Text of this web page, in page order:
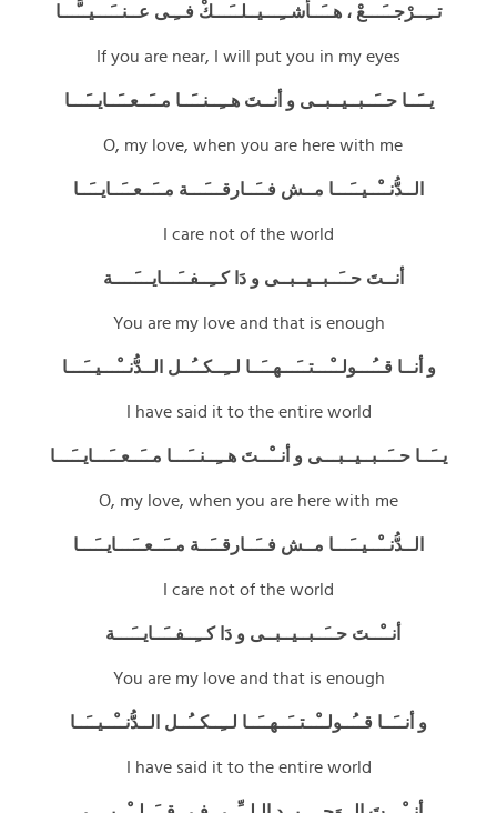
تــِــرْجــَـــعْ ، هــَــأشــِـــيــلــَـــكْ فــِـى عــنــَـــيــَّـــا
If you are near, I will put you in my eyes
يــَــا حــَــبــيــبــى و أنــتَ هــِــنــَــا مــَــعــَــايــَـــا
O, my love, when you are here with me
الــدُّنــْــيــَـــا مــش فــَــارقـــَـــة مــَــعــَــايــَــا
I care not of the world
أنــتَ حــَــبــيــبــى و دَا كــِــفــَـــايـــَــــة
You are my love and that is enough
و أنــا قــُـــولــْـــتــَـــهــَــا لــِــكــُــل الــدُّنــْـــيــَـــا
I have said it to the entire world
يــَــا حــَــبــيــبـــى و أنــْــتَ هــِــنــَـــا مــَــعــَـــايــَـــا
O, my love, when you are here with me
الــدُّنــْــيــَـــا مــش فــَــارقــَــة مــَــعــَـــايــَـــا
I care not of the world
أنــْــتَ حــَــبــيــبــى و دَا كــِــفــَــايــَـــة
You are my love and that is enough
و أنــَــا قــُــولــْــتــَــهــَــا لــِــكــُــل الــدُّنــْــيــَــا
I have said it to the entire world